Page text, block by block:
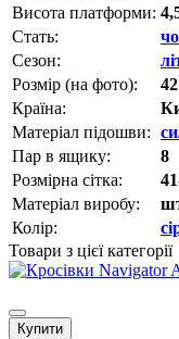
Висота платформи:
Стать:
Сезон:
Розмір (на фото):
42
Країна:
Матеріал підошви:
Пар в ящику:
8
Розмірна сітка:
Матеріал виробу:
Колір:
Товари з цієї категорії
Купити